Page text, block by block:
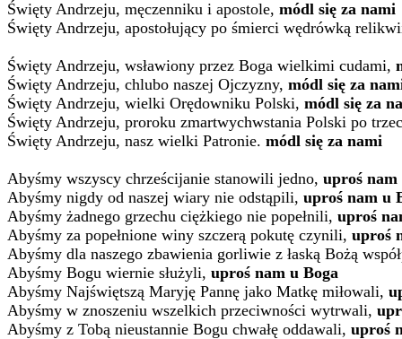
Święty Andrzeju, męczenniku i apostole, módl się za nami
Święty Andrzeju, apostołujący po śmierci wędrówką
Święty Andrzeju, wsławiony przez Boga wielkimi cudami,
Święty Andrzeju, chlubo naszej Ojczyzny, módl się za
Święty Andrzeju, wielki Orędowniku Polski, módl się za
Święty Andrzeju, proroku zmartwychwstania Polski po
Święty Andrzeju, nasz wielki Patronie. módl się za nami
Abyśmy wszyscy chrześcijanie stanowili jedno, uproś nam
Abyśmy nigdy od naszej wiary nie odstąpili, uproś nam u
Abyśmy żadnego grzechu ciężkiego nie popełnili, uproś
Abyśmy za popełnione winy szczerą pokutę czynili, uproś
Abyśmy dla naszego zbawienia gorliwie z łaską Bożą
Abyśmy Bogu wiernie służyli, uproś nam u Boga
Abyśmy Najświętszą Maryję Pannę jako Matkę miłowali,
Abyśmy w znoszeniu wszelkich przeciwności wytrwali,
Abyśmy z Tobą nieustannie Bogu chwałę oddawali, uproś